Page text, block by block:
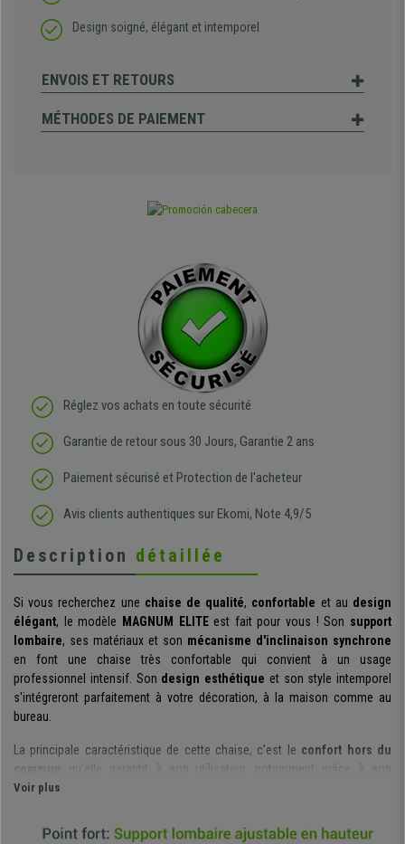
Design soigné, élégant et intemporel
ENVOIS ET RETOURS
MÉTHODES DE PAIEMENT
Réglez vos achats en toute sécurité
Garantie de retour sous 30 Jours, Garantie 2 ans
Paiement sécurisé et Protection de l'acheteur
Avis clients authentiques sur Ekomi, Note 4,9/5
Description détaillée
Si vous recherchez une chaise de qualité, confortable et au design
élégant, le modèle MAGNUM ELITEest fait pour vous ! Son support
lombaire, ses matériaux et son mécanisme d'inclinaison synchrone
en font une chaise très confortable qui convient à un usage
professionnel intensif. Son design esthétique et son style intemporel
s'intégreront parfaitement à votre décoration, à la maison comme au
bureau.
La principale caractéristique de cette chaise, c’est le confort hors du
qu’elle garantit à son utilisateur, notamment grâce à son
support lombaire intégré au dossier
maintenu et adopte une position optimale, ce qui est essentiel lorsque
Voir plus